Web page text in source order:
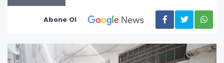
Abone Ol